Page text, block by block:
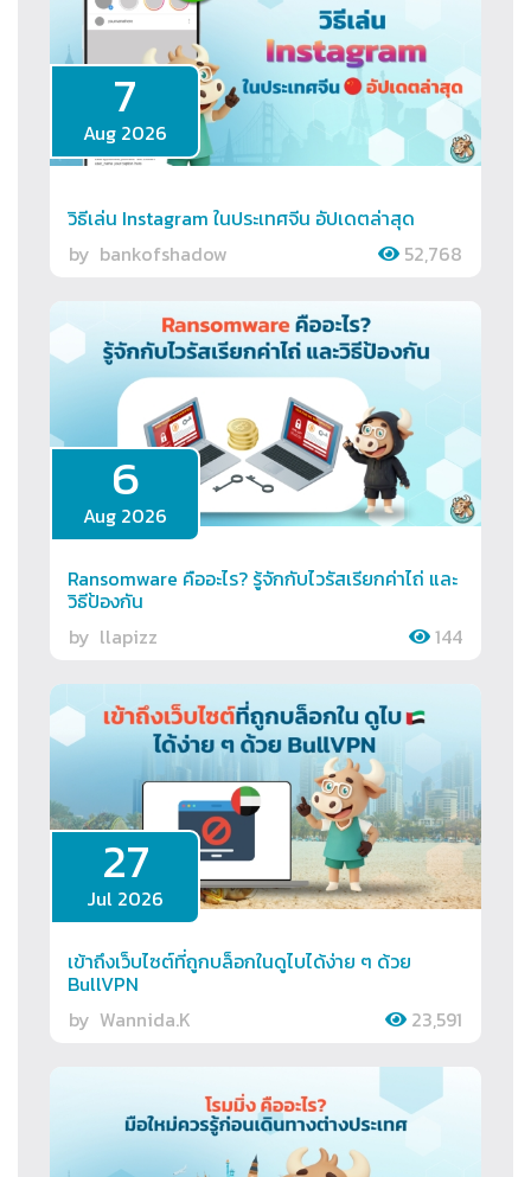
7
Aug 2026
วิธีเล่น Instagram ในประเทศจีน อัปเดตล่าสุด
by bankofshadow 52,768
6
Aug 2026
Ransomware คืออะไร? รู้จักกับไวรัสเรียกค่าไถ่ และ
วิธีป้องกัน
by llapizz 144
27
Jul 2026
เข้าถึงเว็บไซต์ที่ถูกบล็อกในดูไบได้ง่าย ๆ ด้วย
BullVPN
by Wannida.K 23,591